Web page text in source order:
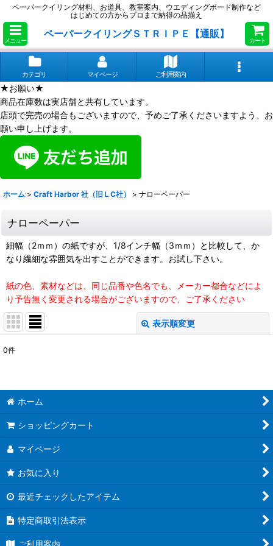
ペーパークイリング材料、お道具、教室案内、ウエディングボード制作など
はじめての方からプロまで納得の品揃え
メニュー
ペーパークイリングＳＴＲＩＰＥ【通販】
カート
カテゴリ マイページ ご利用案内
★お願い★
商品在庫数は実店舗と共有しています。
店頭で完売の場合もございますので、予めご了承くださいますよう、お
願い申し上げます。
ホーム > Craft Harbor 社（旧ＬC社） > ナローペーパー
ナローペーパー
細幅（2ｍｍ）の紙ですが、1/8インチ幅（3ｍｍ）と比較して、か
なり繊細な雰囲気を出すことができます。お試し下さい。
紙の色、素材などは、同じ品番や色名でも、メーカー都合などによ
り予告無く変更される場合がございますので、ご了承ください
表示順変更
並び順:
0件
ホーム
ショッピングカート
マイページ
お気に入り
最近チェックしたアイテム
特定商取引法表示
ご利用案内